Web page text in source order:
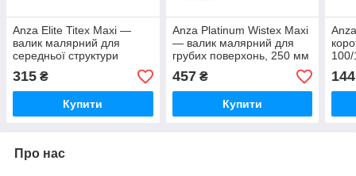
Anza Elite Titex Maxi —
валик малярний для
середньої структури
покриттів, 250 мм
315 ₴
Купити
Anza Platinum Wistex Maxi
— валик малярний для
грубих поверхонь, 250 мм
457₴
Купити
144
Про нас